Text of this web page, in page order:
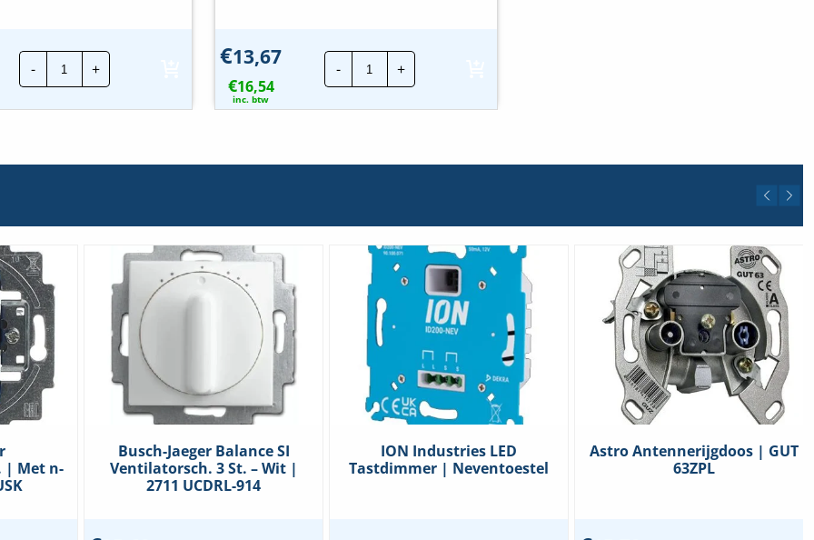
-
Busch-
Jaeger
IP44
Jaloezie
hoeveelheid
+ €13,67
€16,54
inc. btw
-
Busch-
Jaeger
IP44
Jaloezie
34
hoeveelheid
+
| Met n-
Busch-Jaeger Balance SI
Ventilatorsch. 3 St. – Wit |
2711 UCDRL-914
ION Industries LED
Tastdimmer | Neventoestel
Astro Antennerijgdoos | GUT
63ZPL